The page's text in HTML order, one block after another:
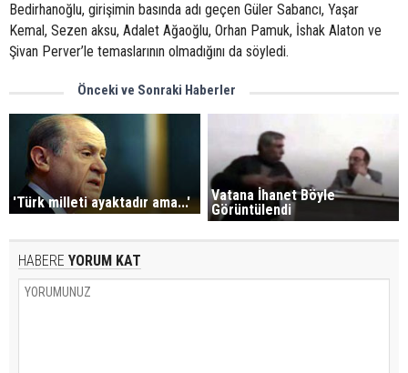
Bedirhanoğlu, girişimin basında adı geçen Güler Sabancı, Yaşar
Kemal, Sezen aksu, Adalet Ağaoğlu, Orhan Pamuk, İshak Alaton ve
Şivan Perver’le temaslarının olmadığını da söyledi.
Önceki ve Sonraki Haberler
'Türk milleti ayaktadır ama...'
Vatana İhanet Böyle
Görüntülendi
HABERE YORUM KAT